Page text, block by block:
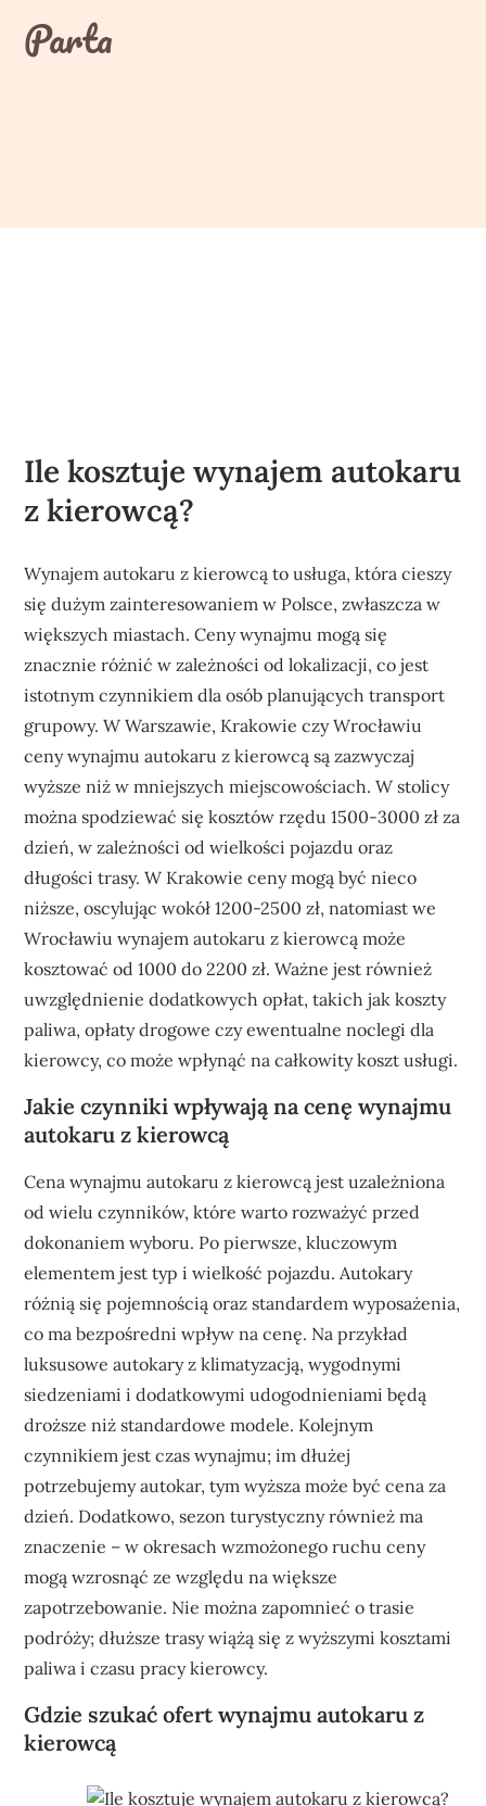
contentParta
Ile kosztuje wynajem autokaru
z kierowcą?
Wynajem autokaru z kierowcą to usługa, która cieszy
się dużym zainteresowaniem w Polsce, zwłaszcza w
większych miastach. Ceny wynajmu mogą się
znacznie różnić w zależności od lokalizacji, co jest
istotnym czynnikiem dla osób planujących transport
grupowy. W Warszawie, Krakowie czy Wrocławiu
ceny wynajmu autokaru z kierowcą są zazwyczaj
wyższe niż w mniejszych miejscowościach. W stolicy
można spodziewać się kosztów rzędu 1500-3000 zł za
dzień, w zależności od wielkości pojazdu oraz
długości trasy. W Krakowie ceny mogą być nieco
niższe, oscylując wokół 1200-2500 zł, natomiast we
Wrocławiu wynajem autokaru z kierowcą może
kosztować od 1000 do 2200 zł. Ważne jest również
uwzględnienie dodatkowych opłat, takich jak koszty
paliwa, opłaty drogowe czy ewentualne noclegi dla
kierowcy, co może wpłynąć na całkowity koszt usługi.
Jakie czynniki wpływają na cenę wynajmu
autokaru z kierowcą
Cena wynajmu autokaru z kierowcą jest uzależniona
od wielu czynników, które warto rozważyć przed
dokonaniem wyboru. Po pierwsze, kluczowym
elementem jest typ i wielkość pojazdu. Autokary
różnią się pojemnością oraz standardem wyposażenia,
co ma bezpośredni wpływ na cenę. Na przykład
luksusowe autokary z klimatyzacją, wygodnymi
siedzeniami i dodatkowymi udogodnieniami będą
droższe niż standardowe modele. Kolejnym
czynnikiem jest czas wynajmu; im dłużej
potrzebujemy autokar, tym wyższa może być cena za
dzień. Dodatkowo, sezon turystyczny również ma
znaczenie – w okresach wzmożonego ruchu ceny
mogą wzrosnąć ze względu na większe
zapotrzebowanie. Nie można zapomnieć o trasie
podróży; dłuższe trasy wiążą się z wyższymi kosztami
paliwa i czasu pracy kierowcy.
Gdzie szukać ofert wynajmu autokaru z
kierowcą